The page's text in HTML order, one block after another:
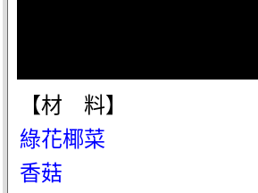
【材 料】
綠花椰菜
香菇